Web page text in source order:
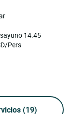
14.45
Pers
(19)